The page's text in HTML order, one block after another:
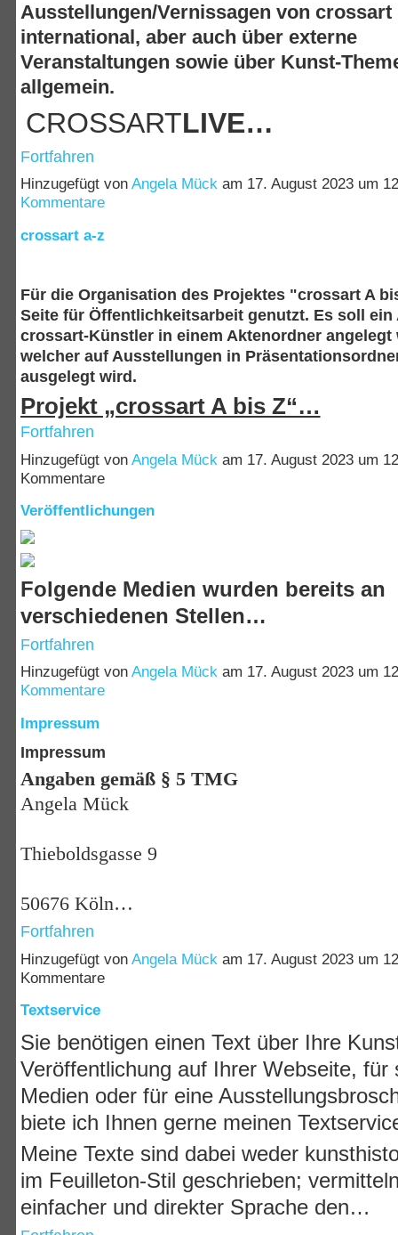
Ausstellungen/Vernissagen von crossart
international, aber auch über externe
Veranstaltungen sowie über Kunst-
allgemein.
CROSSARTLIVE…
Fortfahren
Hinzugefügt von Angela Mückam 17. August 2023 um
Kommentare
crossart a-z
Für die Organisation des Projektes "crossart A
Seite für Öffentlichkeitsarbeit genutzt. Es soll ein
crossart-Künstler in einem Aktenordner angelegt
welcher auf Ausstellungen in
ausgelegt wird.
Projekt „crossart A bis Z“…
Fortfahren
Hinzugefügt von Angela Mück am 17. August 2023 um
Kommentare
Veröffentlichungen
Folgende Medien wurden bereits an
verschiedenen Stellen…
Fortfahren
Hinzugefügt von Angela Mückam 17. August 2023 um
Kommentare
Impressum
Impressum
Angaben gemäß § 5 TMG
Angela Mück
Thieboldsgasse 9
50676 Köln…
Fortfahren
Hinzugefügt von Angela Mück am 17. August 2023 um
Kommentare
Textservice
Sie benötigen einen Text über Ihre
Veröffentlichung auf Ihrer Webseite, für
Medien oder für eine
biete ich Ihnen gerne meinen
Meine Texte sind dabei weder
im Feuilleton-Stil geschrieben;
einfacher und direkter Sprache den…